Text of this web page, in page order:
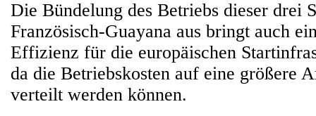
Die Bündelung des Betriebs dieser drei
Französisch-Guayana aus bringt auch
Effizienz für die europäischen
da die Betriebskosten auf eine größere
verteilt werden können.